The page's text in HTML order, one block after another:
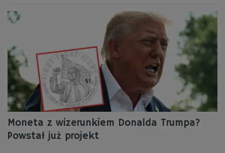
Moneta z wizerunkiem Donalda Trumpa?
Powstał już projekt